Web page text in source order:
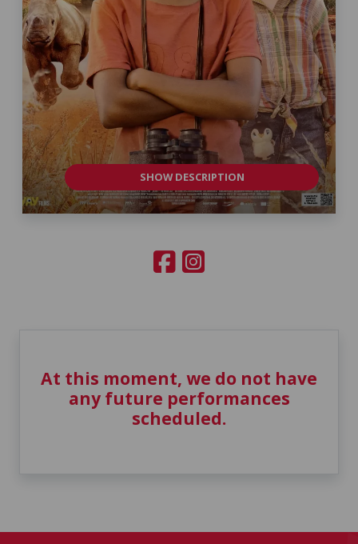
SHOW DESCRIPTION
At this moment, we do not have
any future performances
scheduled.